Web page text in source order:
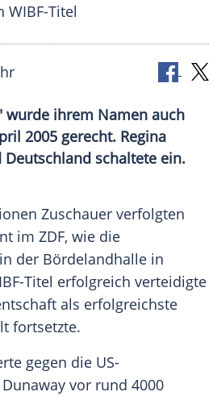
Titel
wurde ihrem Namen auch
2005 gerecht. Regina
schaltete ein.
Zuschauer verfolgten
im ZDF, wie die
der Bördelandhalle in
Titel erfolgreich verteidigte
als erfolgreichste
fortsetzte.
gegen die US-
vor rund 4000